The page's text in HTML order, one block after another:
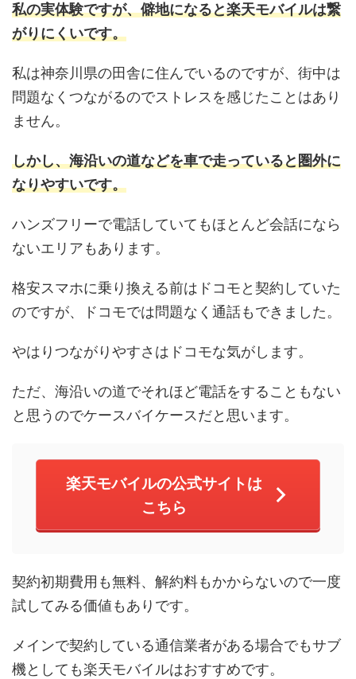
私の実体験ですが、僻地になると楽天モバイルは繋
がりにくいです。
私は神奈川県の田舎に住んでいるのですが、街中は
問題なくつながるのでストレスを感じたことはあり
ません。
しかし、海沿いの道などを車で走っていると圏外に
なりやすいです。
ハンズフリーで電話していてもほとんど会話になら
ないエリアもあります。
格安スマホに乗り換える前はドコモと契約していた
のですが、ドコモでは問題なく通話もできました。
やはりつながりやすさはドコモな気がします。
ただ、海沿いの道でそれほど電話をすることもない
と思うのでケースバイケースだと思います。
楽天モバイルの公式サイトは
こちら
契約初期費用も無料、解約料もかからないので一度
試してみる価値もありです。
メインで契約している通信業者がある場合でもサブ
機としても楽天モバイルはおすすめです。